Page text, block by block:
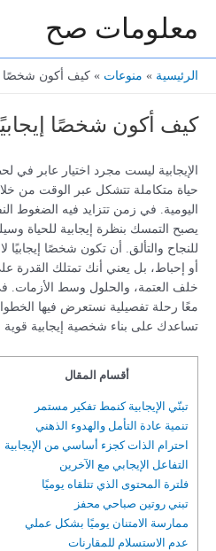
معلومات صح
الرئيسية منوعات كيف أكون شخصًا
كيف أكون شخصًا
الإيجابية ليست مجرد اختيار عابر
حياة متكاملة تتشكل عبر الوقت من
اليومية. في زمن تتزايد فيه الضغوط
يصبح التمسك بنظرة إيجابية للحياة
للنجاح والتألق. أن تكون شخصًا
أو إحباط، بل يعني أنك تمتلك القدرة
خلف العتمة، والحلول وسط الأزمات.
معًا رحلة تفصيلية نستعرض فيها
تساعدك على بناء شخصية إيجابية قوية
أقسام المقال
تبنّي الإيجابية كنمط تفكير مستمر
تنمية عادة التأمل والهدوء الذهني
احترام الذات كجزء أساسي من الإيجابية
التفاعل الإيجابي مع الآخرين
فلترة المحتوى الذي تتلقاه يوميًا
تبني روتين صباحي محفز
ممارسة الامتنان يوميًا بشكل عملي
عدم الاستسلام للمقارنات